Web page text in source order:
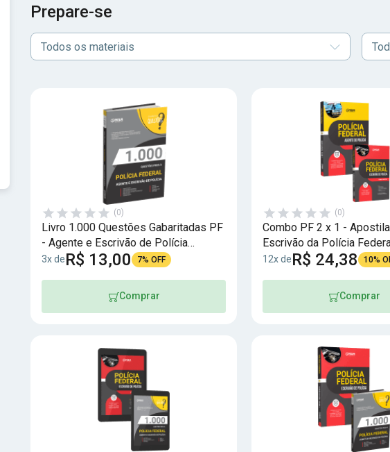
Prepare-se
Todos os materiais
(0)
Livro 1.000 Questões Gabaritadas PF
- Agente e Escrivão de Polícia
Federal
3x deR$ 13,00 7% OFF
Comprar
(0)
Combo PF 2 x 1 -
Escrivão da Polícia
12x deR$ 24,38 10%
Comprar